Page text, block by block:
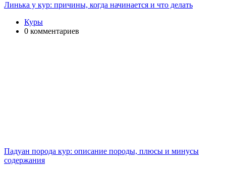
Линька у кур: причины, когда начинается и что делать
Куры
0 комментариев
Падуан порода кур: описание породы, плюсы и минусы
содержания